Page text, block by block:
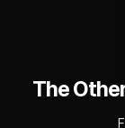
The